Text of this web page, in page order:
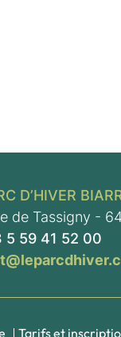
D’HIVER
de Tassigny -
5 59 41 52 00
Tarifs et